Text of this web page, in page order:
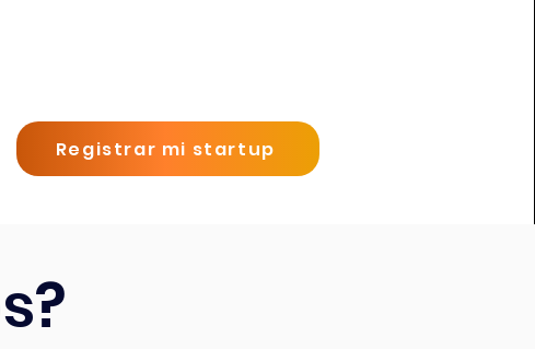
Registrar mi startup